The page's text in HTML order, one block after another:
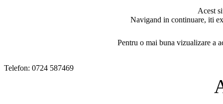
Acest
Navigand in continuare, iti
Pentru o mai buna vizualizare a
Telefon: 0724 587469